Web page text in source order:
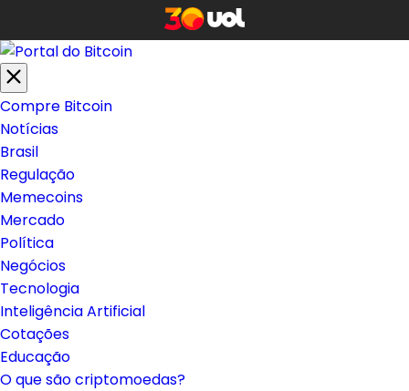
Compre Bitcoin
Notícias
Brasil
Regulação
Memecoins
Mercado
Política
Negócios
Tecnologia
Inteligência Artificial
Cotações
Educação
O que são criptomoedas?